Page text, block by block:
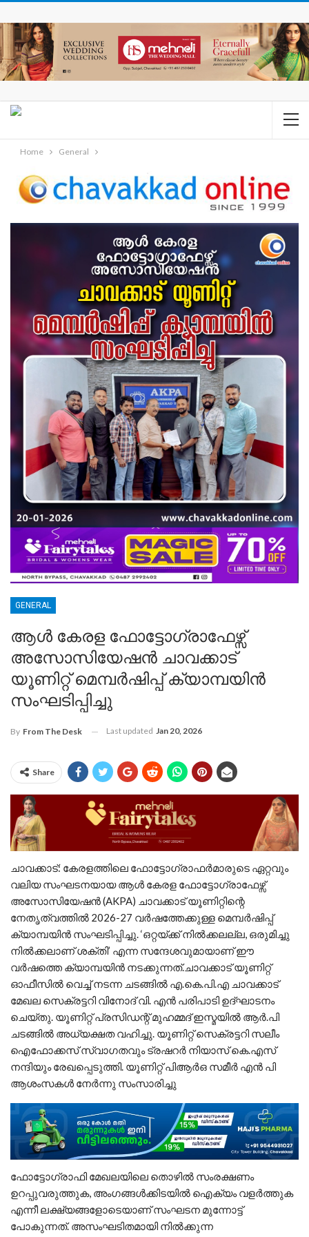
Home General
GENERAL
ആൾ കേരള ഫോട്ടോഗ്രാഫേഴ്സ്
അസോസിയേഷൻ ചാവക്കാട്
യൂണിറ്റ് മെമ്പർഷിപ്പ് ക്യാമ്പയിൻ
സംഘടിപ്പിച്ചു
By From The Desk Last updated Jan 20, 2026
Share
ചാവക്കാട്: കേരളത്തിലെ ഫോട്ടോഗ്രാഫർമാരുടെ ഏറ്റവും
വലിയ സംഘടനയായ ആൾ കേരള ഫോട്ടോഗ്രാഫേഴ്സ്
അസോസിയേഷൻ (AKPA) ചാവക്കാട് യൂണിറ്റിന്റെ
നേതൃത്വത്തിൽ 2026-27 വർഷത്തേക്കുള്ള മെമ്പർഷിപ്പ്
ക്യാമ്പയിൻ സംഘടിപ്പിച്ചു. ‘ഒറ്റയ്ക്ക് നിൽക്കലല്ല, ഒരുമിച്ചു
നിൽക്കലാണ് ശക്തി’ എന്ന സന്ദേശവുമായാണ് ഈ
വർഷത്തെ ക്യാമ്പയിൻ നടക്കുന്നത്.​ചാവക്കാട് യൂണിറ്റ്
ഓഫീസിൽ വെച്ച് നടന്ന ചടങ്ങിൽ എ.കെ.പി.എ ചാവക്കാട്
മേഖല സെക്രട്ടറി വിനോദ് വി. എൻ പരിപാടി ഉദ്ഘാടനം
ചെയ്തു. യൂണിറ്റ് പ്രസിഡന്റ് മുഹമ്മദ് ഇസ്മയിൽ ആർ.പി
ചടങ്ങിൽ അധ്യക്ഷത വഹിച്ചു. യൂണിറ്റ് സെക്രട്ടറി സലീം
ഐഫോക്കസ് സ്വാഗതവും ട്രഷറർ നിയാസ് കെ.എസ്
നന്ദിയും രേഖപ്പെടുത്തി. യൂണിറ്റ് പിആർഒ സമീർ എൻ പി
ആശംസകൾ നേർന്നു സംസാരിച്ചു
​ഫോട്ടോഗ്രാഫി മേഖലയിലെ തൊഴിൽ സംരക്ഷണം
ഉറപ്പുവരുത്തുക, അംഗങ്ങൾക്കിടയിൽ ഐക്യം വളർത്തുക
എന്നീ ലക്ഷ്യങ്ങളോടെയാണ് സംഘടന മുന്നോട്ട്
പോകുന്നത്. അസംഘടിതമായി നിൽക്കുന്ന